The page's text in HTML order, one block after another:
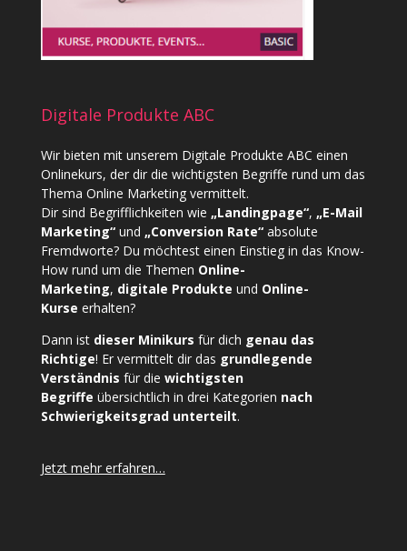
Digitale Produkte ABC
Wir bieten mit unserem Digitale Produkte ABC einen
Onlinekurs, der dir die wichtigsten Begriffe rund um das
Thema Online Marketing vermittelt.
Dir sind Begrifflichkeiten wie „Landingpage“, „E-Mail
Marketing“und „Conversion Rate“absolute
Fremdworte? Du möchtest einen Einstieg in das Know-
How rund um die Themen Online-
Marketing, digitale Produkte und Online-
Kurse erhalten?
Dann ist dieser Minikurs für dich genau das
Richtige! Er vermittelt dir das grundlegende
Verständnis für die wichtigsten
Begriffe übersichtlich in drei Kategorien nach
Schwierigkeitsgrad unterteilt.
Jetzt mehr erfahren…